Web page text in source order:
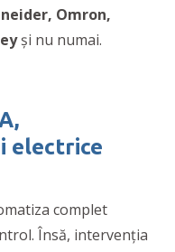
Omron,
şi nu numai.
electrice
complet
Însă, intervenţia